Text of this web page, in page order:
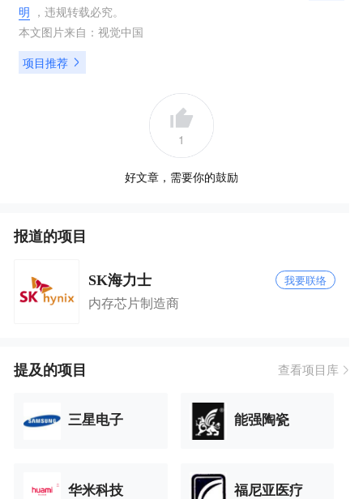
明 ，违规转载必究。
本文图片来自： 视觉中国
项目推荐
1
好文章，需要你的鼓励
报道的项目
SK海力士 我要联络
内存芯片制造商
提及的项目 查看项目库
三星电子 能强陶瓷
华米科技 福尼亚医疗